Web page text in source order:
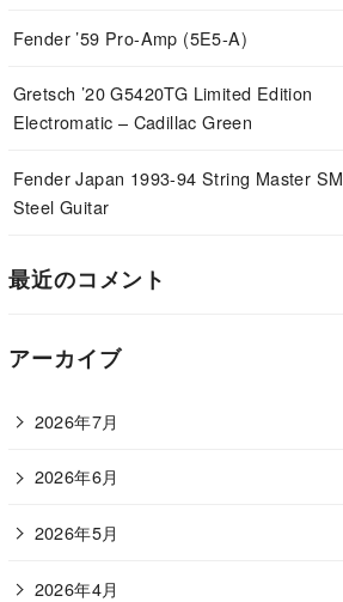
Fender ’59 Pro-Amp (5E5-A)
Gretsch ’20 G5420TG Limited Edition
Electromatic – Cadillac Green
Fender Japan 1993-94 String Master
Steel Guitar
最近のコメント
アーカイブ
2026年7月
2026年6月
2026年5月
2026年4月